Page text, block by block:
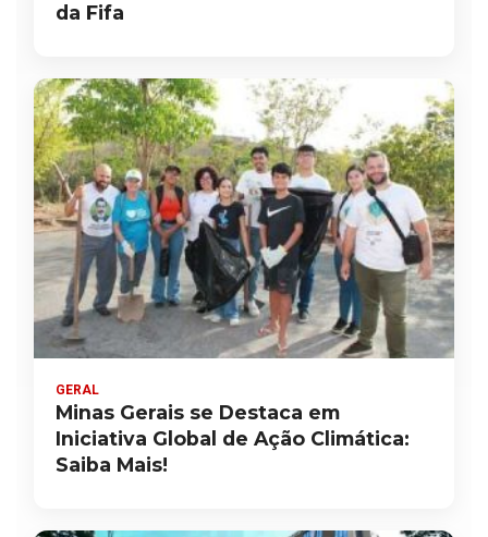
da Fifa
GERAL
Minas Gerais se Destaca em
Iniciativa Global de Ação Climática:
Saiba Mais!